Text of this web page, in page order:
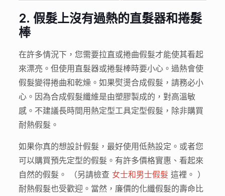
2. 假髮上沒有過熱的直髮器和捲髮
棒
在許多情況下，您需要拉直或捲曲假髮才能使其看起
來漂亮。但使用直髮器或捲髮棒時要小心。過熱會使
假髮變得捲曲和乾燥。如果熨燙合成假髮，請務必小
心。因為合成假髮纖維是由塑膠製成的，對高溫敏
感。不建議長時間用熱定型工具定型假髮，除非購買
耐熱假髮。
如果你真的想設計假髮，最好使用低熱設定。或者您
可以購買預先定型的假髮。有許多價格實惠、看起來
自然的假髮。 （另請檢查 女士和男士假髮 這裡。 ）
耐熱假髮也受歡迎。當然，廉價的化纖假髮的壽命比